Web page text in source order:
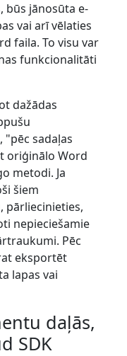
būs jānosūta e-
vai arī vēlaties
faila. To visu var
funkcionalitāti
dažādas
sadaļas
oriģinālo Word
metodi. Ja
šiem
pārliecinieties,
nepieciešamie
Pēc
eksportēt
lapas vai
daļās,
SDK